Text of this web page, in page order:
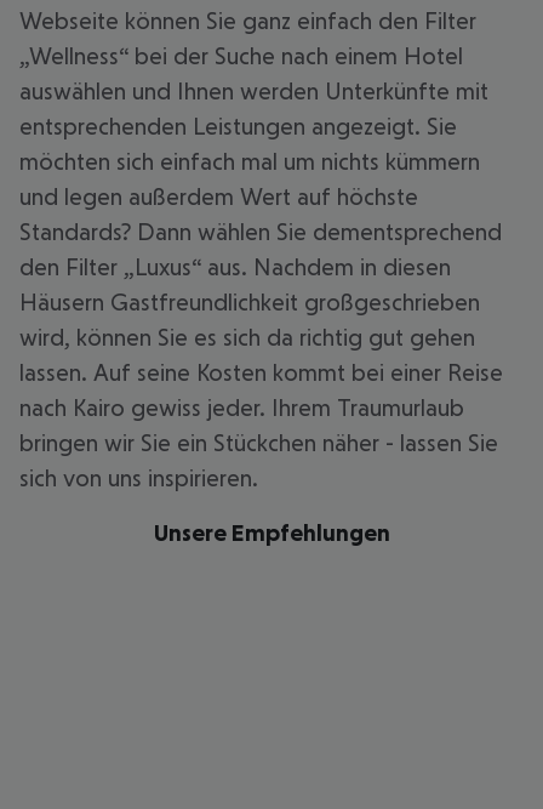
Webseite können Sie ganz einfach den Filter
„Wellness“ bei der Suche nach einem Hotel
auswählen und Ihnen werden Unterkünfte mit
entsprechenden Leistungen angezeigt. Sie
möchten sich einfach mal um nichts kümmern
und legen außerdem Wert auf höchste
Standards? Dann wählen Sie dementsprechend
den Filter „Luxus“ aus. Nachdem in diesen
Häusern Gastfreundlichkeit großgeschrieben
wird, können Sie es sich da richtig gut gehen
lassen. Auf seine Kosten kommt bei einer Reise
nach Kairo gewiss jeder. Ihrem Traumurlaub
bringen wir Sie ein Stückchen näher - lassen Sie
sich von uns inspirieren.
Unsere Empfehlungen